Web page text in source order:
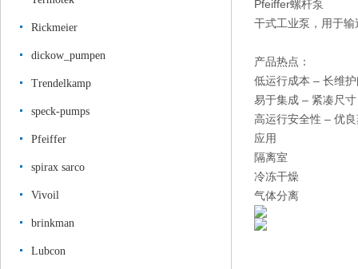
Rickmeier
dickow_pumpen
Trendelkamp
speck-pumps
Pfeiffer
spirax sarco
Vivoil
brinkman
Lubcon
Pfeiffer螺杆泵
干式工业泵，用于
产品热点：
低运行成本 – 长维
易于集成 – 紧凑尺寸
高运行安全性 – 优
应用
隔离室
冷冻干燥
气体分离